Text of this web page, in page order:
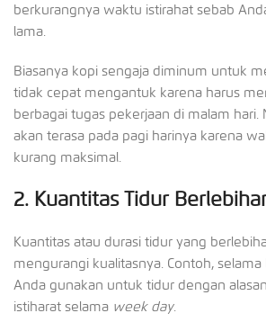
berkurangnya waktu istirahat sebab
lama.
Biasanya kopi sengaja diminum untuk
tidak cepat mengantuk karena harus
berbagai tugas pekerjaan di malam
akan terasa pada pagi harinya karena
kurang maksimal.
2. Kuantitas Tidur
Kuantitas atau durasi tidur yang
mengurangi kualitasnya. Contoh,
Anda gunakan untuk tidur dengan
istiharat selama week day.